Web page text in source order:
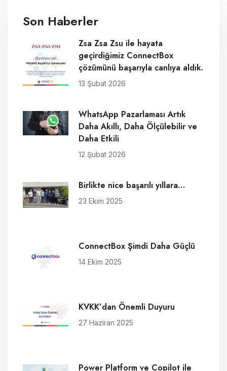
Son Haberler
Zsa Zsa Zsu ile hayata
geçirdiğimiz ConnectBox
çözümünü başarıyla canlıya aldık.
13 Şubat 2026
WhatsApp Pazarlaması Artık
Daha Akıllı, Daha Ölçülebilir ve
Daha Etkili
12 Şubat 2026
Birlikte nice başarılı yıllara…
23 Ekim 2025
ConnectBox Şimdi Daha Güçlü
14 Ekim 2025
KVKK’dan Önemli Duyuru
27 Haziran 2025
Power Platform ve Copilot ile